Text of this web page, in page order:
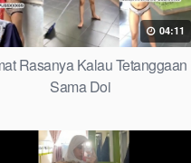
04:11
Rasanya Kalau Tetanggaan
Sama Doi